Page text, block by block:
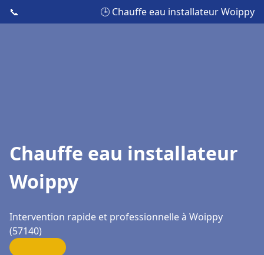
📞 🕒 Chauffe eau installateur Woippy
Chauffe eau installateur
Woippy
Intervention rapide et professionnelle à Woippy
(57140)